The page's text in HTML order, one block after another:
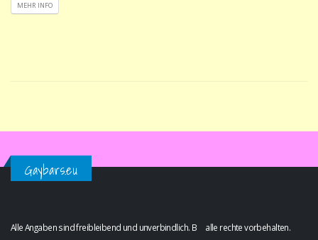
MEHR INFO
Gaybars.eu
Alle Angaben sind freibleibend und unverbindlich. B alle rechte vorbehalten.